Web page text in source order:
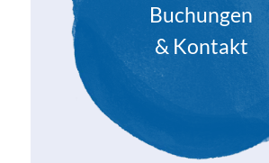
Buchungen
& Kontakt